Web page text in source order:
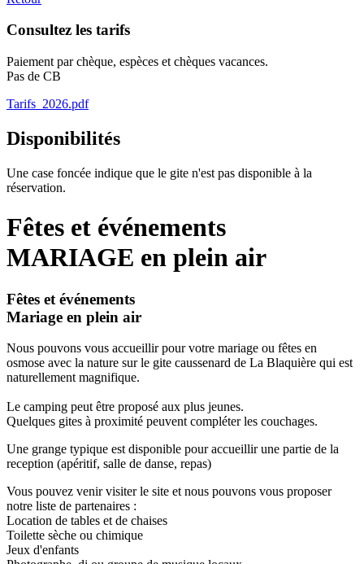
Consultez les tarifs
Paiement par chèque, espèces et chèques vacances.
Pas de CB
Tarifs_2026.pdf
Disponibilités
Une case foncée indique que le gite n'est pas disponible à la
réservation.
Fêtes et événements
MARIAGE en plein air
Fêtes et événements
Mariage en plein air
Nous pouvons vous accueillir pour votre mariage ou fêtes en
osmose avec la nature sur le gite caussenard de La Blaquière qui est
naturellement magnifique.
Le camping peut être proposé aux plus jeunes.
Quelques gites à proximité peuvent compléter les couchages.
Une grange typique est disponible pour accueillir une partie de la
reception (apéritif, salle de danse, repas)
Vous pouvez venir visiter le site et nous pouvons vous proposer
notre liste de partenaires :
Location de tables et de chaises
Toilette sèche ou chimique
Jeux d'enfants